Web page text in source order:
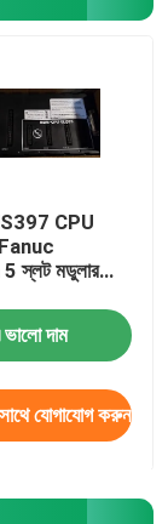
CPU
স্লট মডুলার
ভালো দাম
যোগাযোগ করুন